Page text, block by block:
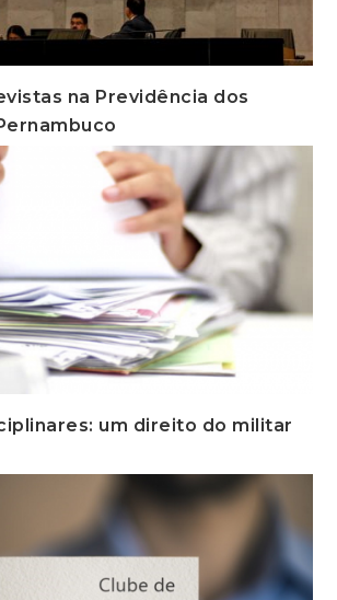
na Previdência dos
um direito do militar